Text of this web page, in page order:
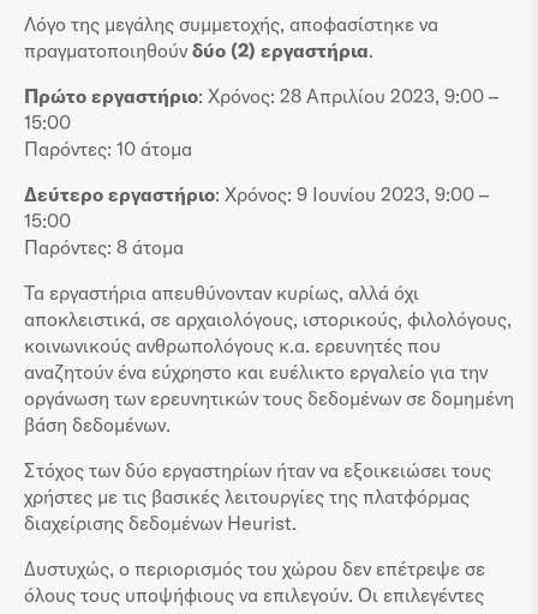
Λόγο της μεγάλης συμμετοχής, αποφασίστηκε να
πραγματοποιηθούν δύο (2) εργαστήρια.
Πρώτο εργαστήριο: Χρόνος: 28 Απριλίου 2023, 9:00 –
15:00
Παρόντες: 10 άτομα
Δεύτερο εργαστήριο: Χρόνος: 9 Ιουνίου 2023, 9:00 –
15:00
Παρόντες: 8 άτομα
Τα εργαστήρια απευθύνονταν κυρίως, αλλά όχι
αποκλειστικά, σε αρχαιολόγους, ιστορικούς, φιλολόγους,
κοινωνικούς ανθρωπολόγους κ.α. ερευνητές που
αναζητούν ένα εύχρηστο και ευέλικτο εργαλείο για την
οργάνωση των ερευνητικών τους δεδομένων σε δομημένη
βάση δεδομένων.
Στόχος των δύο εργαστηρίων ήταν να εξοικειώσει τους
χρήστες με τις βασικές λειτουργίες της πλατφόρμας
διαχείρισης δεδομένων Heurist.
Δυστυχώς, ο περιορισμός του χώρου δεν επέτρεψε σε
όλους τους υποψήφιους να επιλεγούν. Οι επιλεγέντες